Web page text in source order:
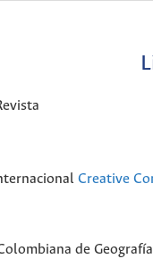
Creative
de Geografía